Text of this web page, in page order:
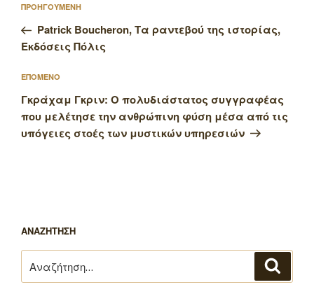
άρθρων
Προηγούμενο
άρθρο
ΠΡΟΗΓΟΥΜΕΝΗ
Patrick Boucheron, Τα ραντεβού της ιστορίας,
Εκδόσεις Πόλις
Επόμενο
άρθρο
ΕΠΟΜΕΝΟ
Γκράχαμ Γκριν: Ο πολυδιάστατος συγγραφέας
που μελέτησε την ανθρώπινη φύση μέσα από τις
υπόγειες στοές των μυστικών υπηρεσιών
ΑΝΑΖΗΤΗΣΗ
για: